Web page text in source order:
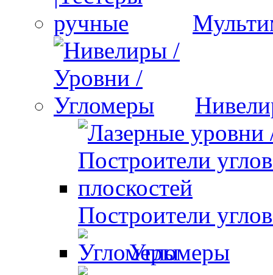
Построители
Угломеры